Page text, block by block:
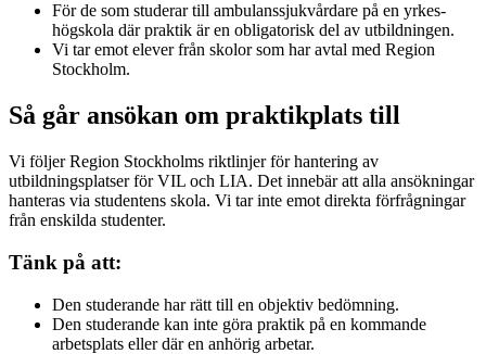
För de som studerar till ambulans­sjukvårdare på en yrkes­
högskola där praktik är en obligatorisk del av utbildningen.
Vi tar emot elever från skolor som har avtal med Region
Stockholm.
Så går ansökan om praktikplats till
Vi följer Region Stockholms riktlinjer för hantering av
utbildningsplatser för VIL och LIA. Det innebär att alla ansökningar
hanteras via studentens skola. Vi tar inte emot direkta förfrågningar
från enskilda studenter.
Tänk på att:
Den studerande har rätt till en objektiv bedömning.
Den studerande kan inte göra praktik på en kommande
arbetsplats eller där en anhörig arbetar.